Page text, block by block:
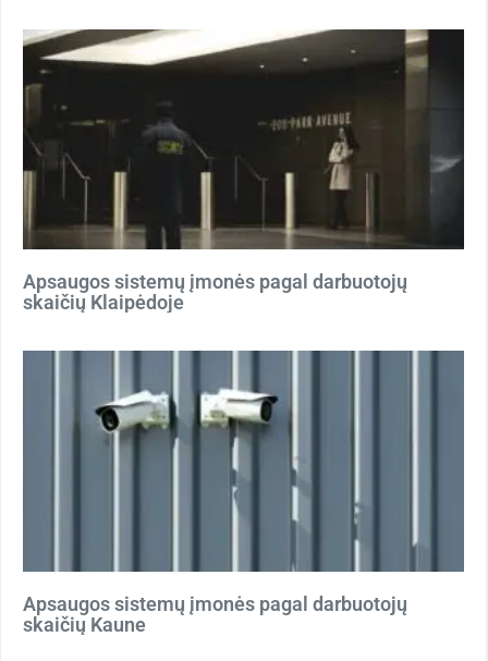
Apsaugos sistemų įmonės pagal darbuotojų
skaičių Klaipėdoje
Apsaugos sistemų įmonės pagal darbuotojų
skaičių Kaune